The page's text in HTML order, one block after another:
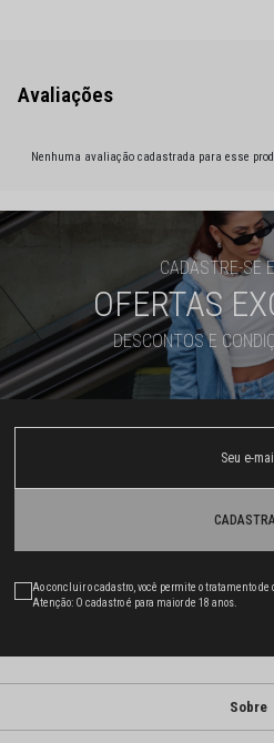
Nenhuma avaliação cadastrada para esse
CADASTRE-SE
OFERTAS
DESCONTOS E
Ao concluir o cadastro, você permite o tratamento de
Atenção: O cadastro é para maior de 18 anos.
Sobre